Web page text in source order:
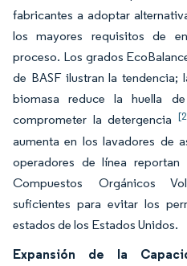
fabricantes a adoptar
los mayores requisitos de
proceso. Los grados
de BASF ilustran la
biomasa reduce la huella
comprometer la detergencia
aumenta en los lavadores de
operadores de línea
Compuestos Orgánicos
suficientes para evitar los
estados de los Estados Unidos.
Expansión de la